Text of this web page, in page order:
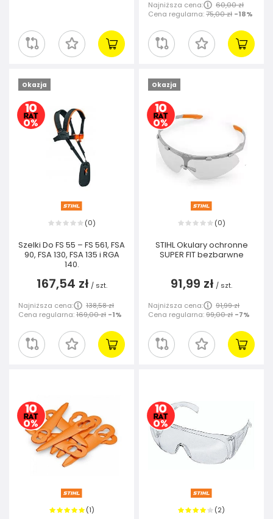
Najniższa cena:
60,00 zł
Cena regularna:75,00 zł -18%
Okazja
(0)
Szelki Do FS 55 – FS 561, FSA
90, FSA 130, FSA 135 i RGA
140.
167,54 zł / szt.
Najniższa cena:
138,58 zł
Cena regularna:169,00 zł -1%
Okazja
(0)
STIHL Okulary ochronne
SUPER FIT bezbarwne
91,99 zł / szt.
Najniższa cena:
91,99 zł
Cena regularna:99,00 zł -7%
(1) (2)